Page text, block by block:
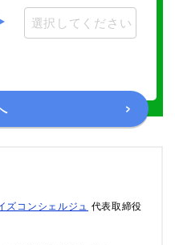
選択してください
ズコンシェルジュ 代表取締役